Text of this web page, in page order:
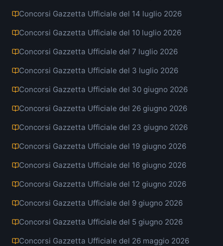
Concorsi Gazzetta Ufficiale del 14 luglio 2026
Concorsi Gazzetta Ufficiale del 10 luglio 2026
Concorsi Gazzetta Ufficiale del 7 luglio 2026
Concorsi Gazzetta Ufficiale del 3 luglio 2026
Concorsi Gazzetta Ufficiale del 30 giugno 2026
Concorsi Gazzetta Ufficiale del 26 giugno 2026
Concorsi Gazzetta Ufficiale del 23 giugno 2026
Concorsi Gazzetta Ufficiale del 19 giugno 2026
Concorsi Gazzetta Ufficiale del 16 giugno 2026
Concorsi Gazzetta Ufficiale del 12 giugno 2026
Concorsi Gazzetta Ufficiale del 9 giugno 2026
Concorsi Gazzetta Ufficiale del 5 giugno 2026
Concorsi Gazzetta Ufficiale del 26 maggio 2026